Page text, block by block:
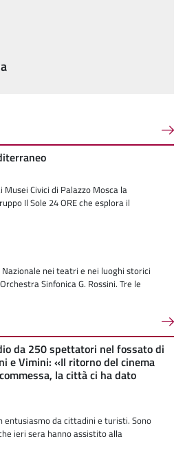
Civici di Palazzo Mosca la
Il Sole 24 ORE che esplora il
nei teatri e nei luoghi storici
Sinfonica G. Rossini. Tre le
da 250 spettatori nel fossato di
e Vimini: «Il ritorno del cinema
la città ci ha dato
entusiasmo da cittadini e turisti. Sono
ieri sera hanno assistito alla